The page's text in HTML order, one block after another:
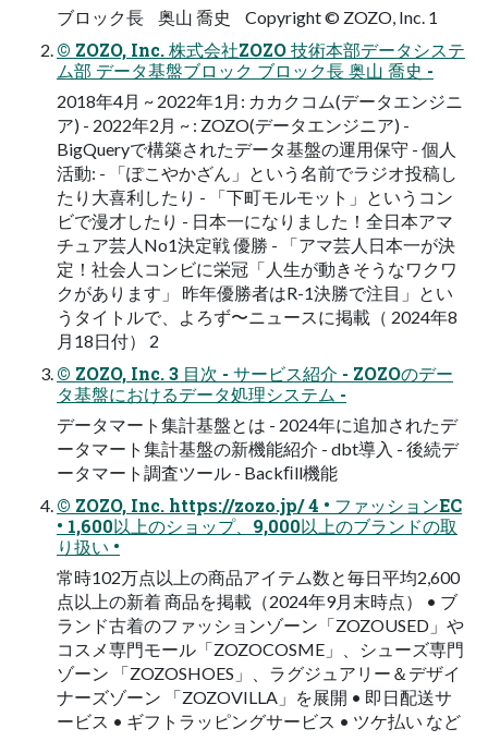
ブロック長 奥山 喬史 Copyright © ZOZO, Inc. 1
© ZOZO, Inc. 株式会社ZOZO 技術本部データシステ
ム部 データ基盤ブロック ブロック長 奥山 喬史 -
2018年4月 ~ 2022年1月: カカクコム(データエンジニ
ア) - 2022年2月 ~ : ZOZO(データエンジニア) -
BigQueryで構築されたデータ基盤の運用保守 - 個人
活動: - 「ぽこやかざん」という名前でラジオ投稿し
たり大喜利したり - 「下町モルモット」というコン
ビで漫才したり - 日本一になりました！全日本アマ
チュア芸人No1決定戦 優勝 - 「アマ芸人日本一が決
定！社会人コンビに栄冠「人生が動きそうなワクワ
クがあります」 昨年優勝者はR-1決勝で注目」とい
うタイトルで、よろず〜ニュースに掲載（ 2024年8
月18日付） 2
© ZOZO, Inc. 3 目次 - サービス紹介 - ZOZOのデー
タ基盤におけるデータ処理システム -
データマート集計基盤とは - 2024年に追加されたデ
ータマート集計基盤の新機能紹介 - dbt導入 - 後続デ
ータマート調査ツール - Backﬁll機能
© ZOZO, Inc. https://zozo.jp/ 4 • ファッションEC
• 1,600以上のショップ、9,000以上のブランドの取
り扱い •
常時102万点以上の商品アイテム数と毎日平均2,600
点以上の新着 商品を掲載（2024年9月末時点） • ブ
ランド古着のファッションゾーン「ZOZOUSED」や
コスメ専門モール「ZOZOCOSME」、シューズ専門
ゾーン 「ZOZOSHOES」、ラグジュアリー＆デザイ
ナーズゾーン 「ZOZOVILLA」を展開 • 即日配送サ
ービス • ギフトラッピングサービス • ツケ払い など